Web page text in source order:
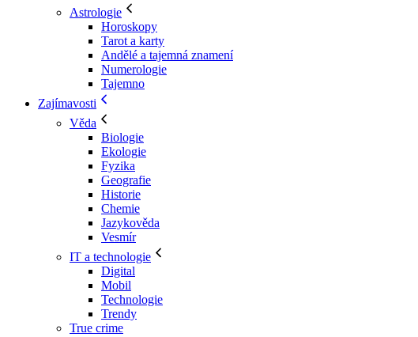
Astrologie
Horoskopy
Tarot a karty
Andělé a tajemná znamení
Numerologie
Tajemno
Zajímavosti
Věda
Biologie
Ekologie
Fyzika
Geografie
Historie
Chemie
Jazykověda
Vesmír
IT a technologie
Digital
Mobil
Technologie
Trendy
True crime